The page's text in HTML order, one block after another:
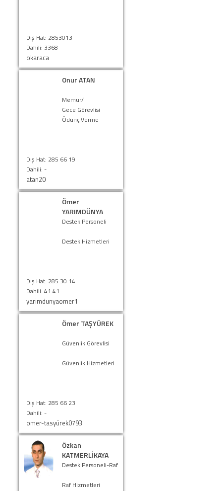
Dış Hat: 2853013
Dahili: 3368
okaraca
Onur ATAN
Memur/
Gece Görevlisi
Ödünç Verme
Dış Hat: 285 66 19
Dahili: -
atan20
Ömer
YARIMDÜNYA
Destek Personeli
Destek Hizmetleri
Dış Hat: 285 30 14
Dahili: 41 41
yarimdunyaomer1
Ömer TAŞYÜREK
Güvenlik Görevlisi
Güvenlik Hizmetleri
Dış Hat: 285 66 23
Dahili: -
omer-tasyürek0793
Özkan
KATMERLİKAYA
Destek Personeli-Raf
Raf Hizmetleri